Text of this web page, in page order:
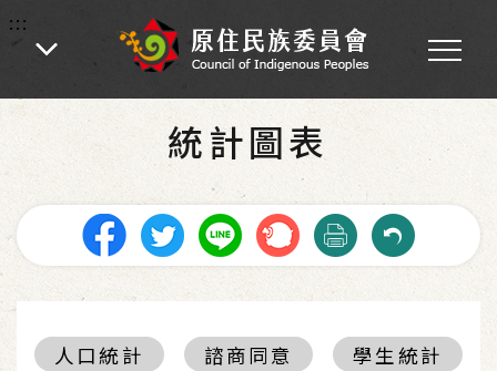
:::
:::
首頁 統計圖表
統計圖表
人口統計 諮商同意
學生統計